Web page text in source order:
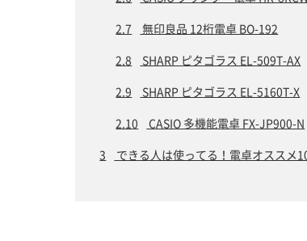
2.7 無印良品 12桁電卓 BO-192
2.8 SHARP ピタゴラス EL-509T-AX
2.9 SHARP ピタゴラス EL-5160T-X
2.10 CASIO 多機能電卓 FX-JP900-N
3 できる人は使ってる！電卓オススメ